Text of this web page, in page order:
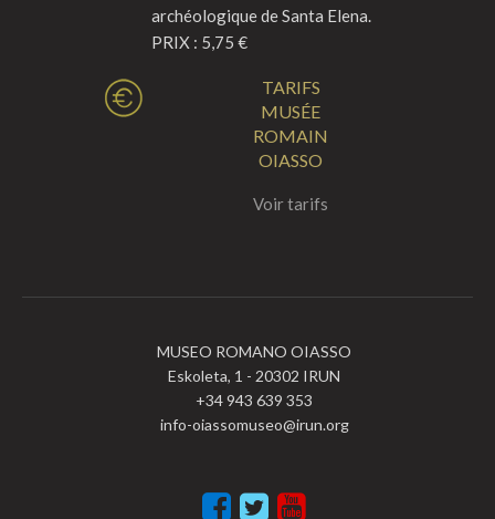
archéologique de Santa Elena.
PRIX : 5,75 €
TARIFS
MUSÉE
ROMAIN
OIASSO
Voir tarifs
MUSEO ROMANO OIASSO
Eskoleta, 1 - 20302 IRUN
+34 943 639 353
info-oiassomuseo@irun.org